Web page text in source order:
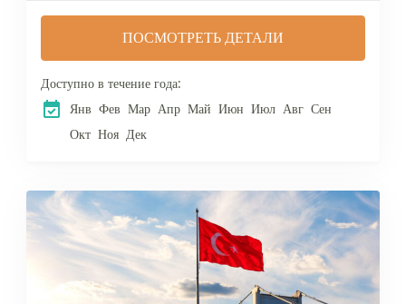
конструкции и оригинальной
концепцией интерьеров,
оснащенных по последнему
слову техники. Он состоит из...
ПОСМОТРЕТЬ ДЕТАЛИ
Доступно в течение года:
Янв Фев Мар Апр Май Июн Июл Авг Сен
Окт Ноя Дек